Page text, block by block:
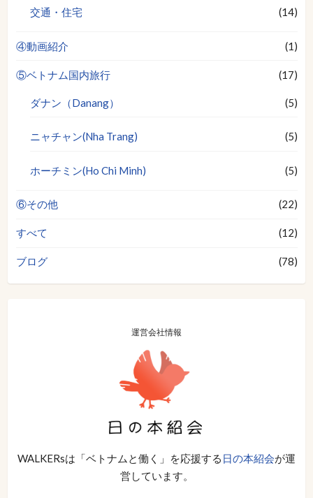
交通・住宅 (14)
④動画紹介 (1)
⑤ベトナム国内旅行 (17)
ダナン（Danang） (5)
ニャチャン(Nha Trang) (5)
ホーチミン(Ho Chi Minh) (5)
⑥その他 (22)
すべて (12)
ブログ (78)
運営会社情報
WALKERsは「ベトナムと働く」を応援する 日の本紹会が運
営しています。